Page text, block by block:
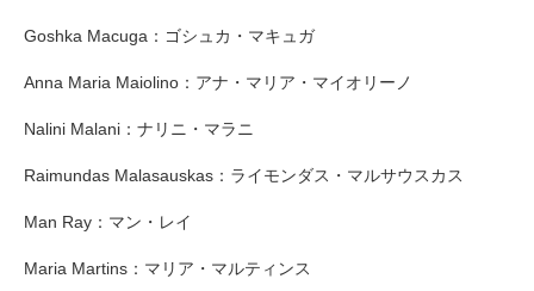
Goshka Macuga：ゴシュカ・マキュガ
Anna Maria Maiolino：アナ・マリア・マイオリーノ
Nalini Malani：ナリニ・マラニ
Raimundas Malasauskas：ライモンダス・マルサウスカス
Man Ray：マン・レイ
Maria Martins：マリア・マルティンス